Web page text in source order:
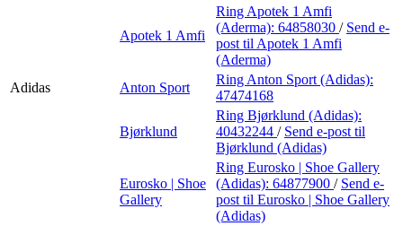
Apotek 1 Amfi
Ring Apotek 1 Amfi
(Aderma): 64858030 / Send e-
post til Apotek 1 Amfi
(Aderma)
Adidas
Anton Sport
Ring Anton Sport (Adidas):
47474168
Bjørklund
Ring Bjørklund (Adidas):
40432244 / Send e-post til
Bjørklund (Adidas)
Eurosko | Shoe
Gallery
Ring Eurosko | Shoe Gallery
(Adidas): 64877900 / Send e-
post til Eurosko | Shoe Gallery
(Adidas)